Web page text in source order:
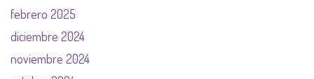
febrero 2025
diciembre 2024
noviembre 2024